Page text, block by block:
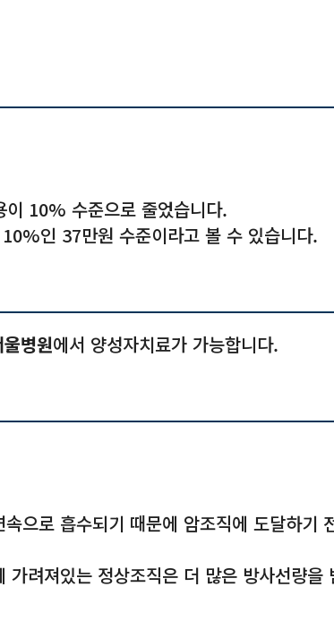
10% 수준으로 줄었습니다.
인 37만원 수준이라고 볼 수 있습니다.
병원에서 양성자치료가 가능합니다.
으로 흡수되기 때문에 암조직에 도달하기
려져있는 정상조직은 더 많은 방사선량을